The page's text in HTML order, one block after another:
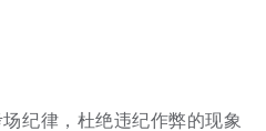
场纪律，杜绝违纪作弊的现象